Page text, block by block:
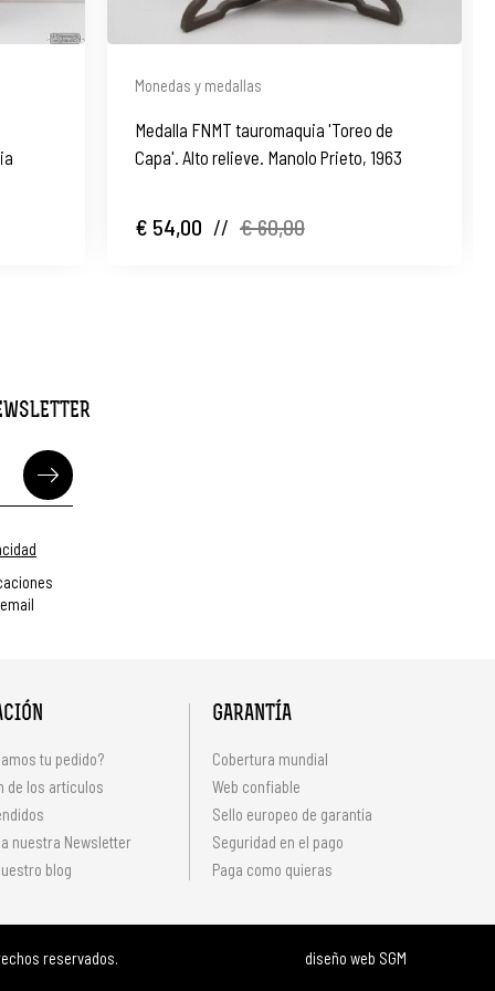
Monedas y medallas
Medalla FNMT tauromaquia 'Toreo de
Capa'. Alto relieve. Manolo Prieto, 1963
€ 54,00 // € 60,00
tu pedido?
de los artículos
nuestra Newsletter
blog
GARANTÍA
Cobertura mundial
Web confiable
Sello europeo de garantía
Seguridad en el pago
Paga como quieras
reservados. diseño web SGM